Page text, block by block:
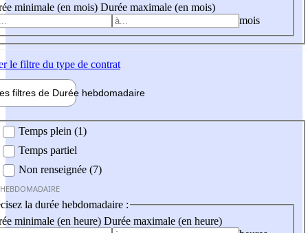
minimale (en mois) Durée maximale (en mois)
mois
le filtre du type de contrat
filtres de Durée hebdomadaire
Temps plein (1)
Temps partiel
Non renseignée (7)
la durée hebdomadaire :
minimale (en heure) Durée maximale (en heure)